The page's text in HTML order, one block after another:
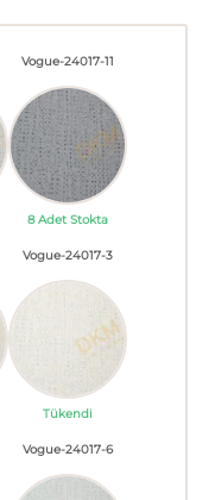
Vogue-24017-11
8 Adet Stokta
Vogue-24017-3
Tükendi
Vogue-24017-6